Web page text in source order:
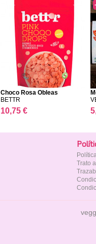
Choco Rosa Obleas
BETTR
10,75 €
Trato